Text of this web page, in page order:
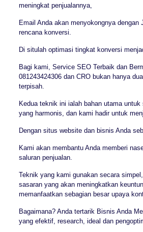
meningkat penjualannya,
Email Anda akan menyokongnya dengan
rencana konversi.
Di situlah optimasi tingkat konversi
Bagi kami, Service SEO Terbaik dan
081243424306 dan CRO bukan hanya
terpisah.
Kedua teknik ini ialah bahan utama untuk
yang harmonis, dan kami hadir untuk
Dengan situs website dan bisnis Anda
Kami akan membantu Anda memberi
saluran penjualan.
Teknik yang kami gunakan secara
sasaran yang akan meningkatkan
memanfaatkan sebagian besar upaya
Bagaimana? Anda tertarik Bisnis Anda
yang efektif, research, ideal dan